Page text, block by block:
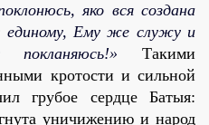
яко вся создана
единому, Ему же служу и
Такими
кротости и сильной
грубое сердце Батыя:
уничижению и народ